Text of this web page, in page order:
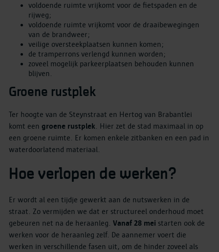
voldoende ruimte vrijkomt voor de fietspaden en de
rijweg;
voldoende ruimte vrijkomt voor de draaibewegingen
van de brandweer;
veilige oversteekplaatsen kunnen komen;
de tramperrons verlengd kunnen worden;
zoveel mogelijk parkeerplaatsen behouden kunnen
blijven.
Groene rustplek
Ter hoogte van de Steynstraat en Hertog van Brabantlei
komt een groene rustplek. Hier zet de stad maximaal in op
een groene ruimte. Er komen enkele zitbanken en een pad in
waterdoorlatend materiaal.
Hoe verlopen de werken?
Er wordt al een tijdje gewerkt aan de nutswerken in de
straat. Zo vermijden we dat er structureel onderhoud moet
gebeuren net na de heraanleg. Vanaf 28 mei starten ook de
werken voor de heraanleg zelf. De aannemer voert die
werken in verschillende fasen uit, om de hinder zoveel als